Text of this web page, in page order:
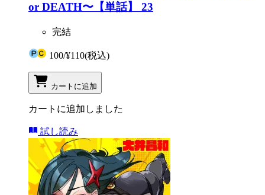
or DEATH〜【単話】 23
完結
100/¥110(税込)
カートに追加
カートに追加しました
試し読み